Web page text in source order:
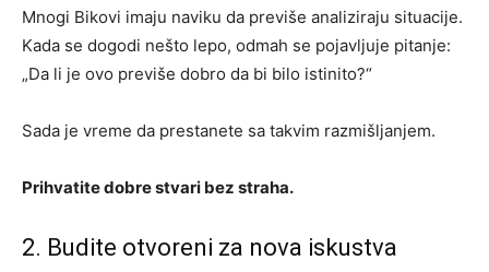
Mnogi Bikovi imaju naviku da previše analiziraju situacije.
Kada se dogodi nešto lepo, odmah se pojavljuje pitanje:
„Da li je ovo previše dobro da bi bilo istinito?“
Sada je vreme da prestanete sa takvim razmišljanjem.
Prihvatite dobre stvari bez straha.
2. Budite otvoreni za nova iskustva